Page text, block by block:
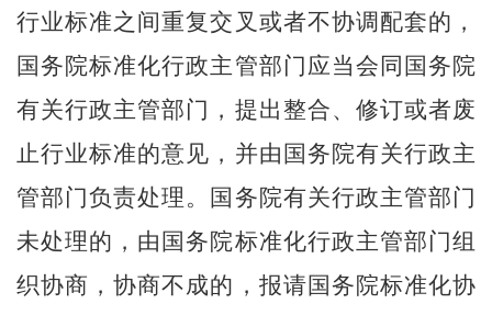
行业标准之间重复交叉或者不协调配套的，
国务院标准化行政主管部门应当会同国务院
有关行政主管部门，提出整合、修订或者废
止行业标准的意见，并由国务院有关行政主
管部门负责处理。国务院有关行政主管部门
未处理的，由国务院标准化行政主管部门组
织协商，协商不成的，报请国务院标准化协